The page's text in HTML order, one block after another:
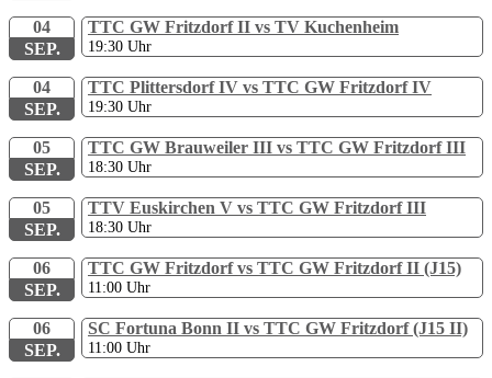
04
SEP.
TTC GW Fritzdorf II vs TV Kuchenheim
19:30 Uhr
04
SEP.
TTC Plittersdorf IV vs TTC GW Fritzdorf IV
19:30 Uhr
05
SEP.
TTC GW Brauweiler III vs TTC GW Fritzdorf III
18:30 Uhr
05
SEP.
TTV Euskirchen V vs TTC GW Fritzdorf III
18:30 Uhr
06
SEP.
TTC GW Fritzdorf vs TTC GW Fritzdorf II (J15)
11:00 Uhr
06
SEP.
SC Fortuna Bonn II vs TTC GW Fritzdorf (J15 II)
11:00 Uhr